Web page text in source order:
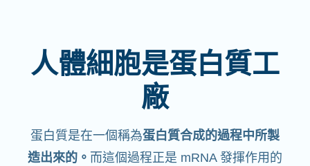
人體細胞是蛋白質工
廠
蛋白質是在一個稱為蛋白質合成的過程中所製
造出來的。 而這個過程正是 mRNA 發揮作用的